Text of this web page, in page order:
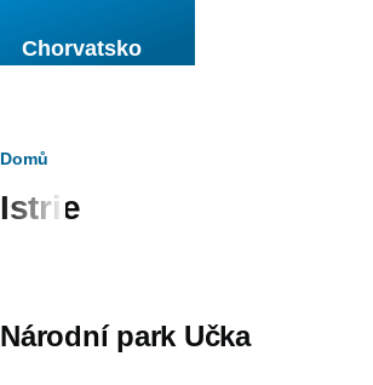
Chorvatsko
Drobečková
navigace
Domů
Istrie
Národní park Učka